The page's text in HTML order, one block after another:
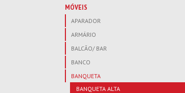
MÓVEIS
APARADOR
ARMÁRIO
BALCÃO/ BAR
BANCO
BANQUETA
BANQUETA ALTA